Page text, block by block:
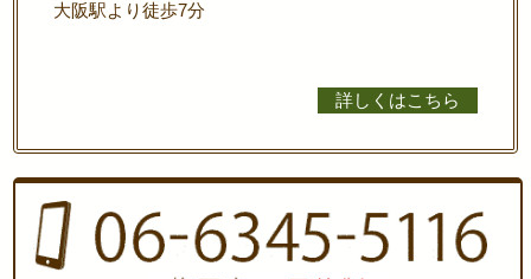
大阪駅より徒歩7分
詳しくはこちら